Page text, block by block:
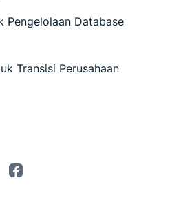
Pengelolaan Database
Transisi Perusahaan